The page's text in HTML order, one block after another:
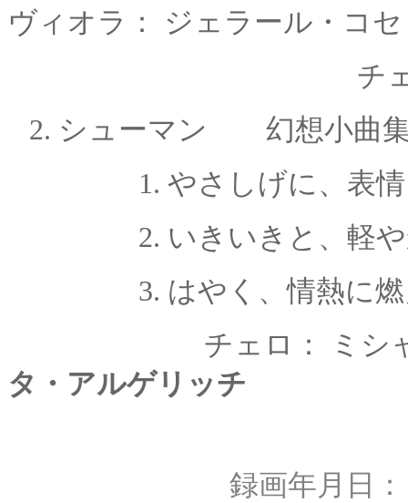
ヴィオラ： ジェラール・コセ
チェロ：ミシ
2. シューマン 幻想小
1. やさしげに、表
2. いきいきと、軽
3. はやく、情熱に
チェロ： ミシ
タ・アルゲリッチ
録画年月日